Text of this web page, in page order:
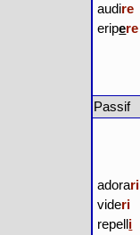
audire
eripere
Passif
adorari
videri
repelli